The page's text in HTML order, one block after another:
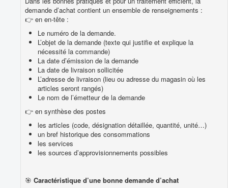
demande d’achat contient un ensemble de renseignements :
👉 en en-tête :
Le numéro de la demande.
L’objet de la demande (texte qui justifie et explique la
nécessité la commande)
La date d’émission de la demande
La date de livraison sollicitée
L’adresse de livraison (lieu ou adresse du magasin où les
articles seront rangés)
Le nom de l’émetteur de la demande
👉 en synthèse des postes
les articles (code, désignation détaillée, quantité, unité…)
un bref historique des consommations
les services
les sources d’approvisionnements possibles
🎯 Caractéristique d’une bonne demande d’achat